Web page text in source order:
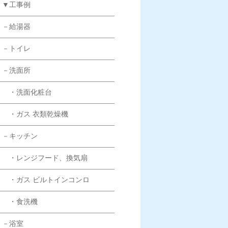
▼工事例
－給湯器
－トイレ
－洗面所
・洗面化粧台
・ガス 衣類乾燥機
－キッチン
・レンジフード、換気扇
・ガス ビルトインコンロ
・食洗機
－浴室